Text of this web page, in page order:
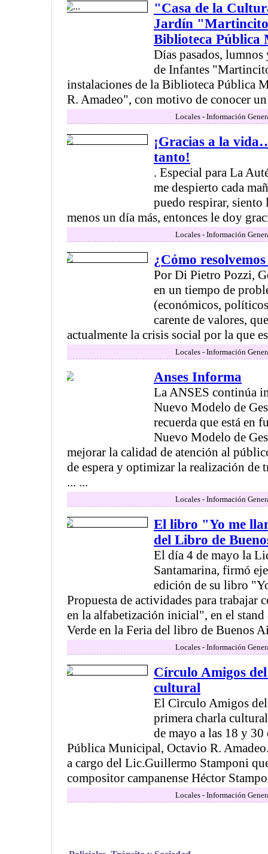
"Casa de la
Jardín
Biblioteca Pública
Días pasados,
de Infantes
instalaciones de la Biblioteca Pública
R. Amadeo", con motivo de conocer
Locales - Información
¡Gracias a la
tanto!
. Especial para La
me despierto cada
puedo respirar,
menos un día más, entonces le doy
Locales - Información
¿Cómo
Por Di Pietro Pozzi,
en un tiempo de
(económicos,
carente de valores,
actualmente la crisis social por la que
Locales - Información
Anses Informa
La ANSES continúa
Nuevo Modelo de
recuerda que está en
Nuevo Modelo de
mejorar la calidad de atención al
de espera y optimizar la realización de
... ...
Locales - Información
El libro "Yo me
del Libro de
El día 4 de mayo la
Santamarina, firmó
edición de su libro
Propuesta de actividades para trabajar
en la alfabetización inicial", en el
Verde en la Feria del libro de Buenos
Locales - Información
Círculo Amigos
cultural
El Cìrculo Amigos
primera charla
de mayo a las 18 y
Pública Municipal, Octavio R.
a cargo del Lic.Guillermo Stamponi
compositor campanense Héctor
Locales - Información